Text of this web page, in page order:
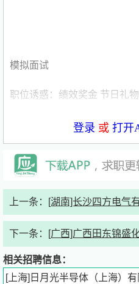
模拟面试
职位诱惑：绩效奖金 节日礼
薪酬福利：五险一金
发布时间：2026年6月1日
岗位职责：
1. 采购与分包管理：负责设
作，包含询价比价、合同签订
跟进，保障采购任务落地，
登录 或 打开
上一条： [湖南]长沙四方电气
下一条： [广西]广西田东锦盛
相关招聘信息：
[上海]日月光半导体（上海）